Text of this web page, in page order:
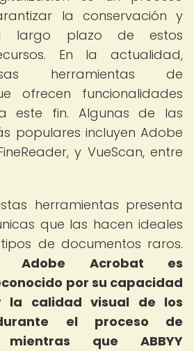
la conservación y
largo plazo de estos
En la actualidad,
herramientas de
ofrecen funcionalidades
este fin. Algunas de las
populares incluyen Adobe
y VueScan, entre
herramientas presenta
que las hacen ideales
de documentos raros.
Adobe Acrobat es
por su capacidad
la calidad visual de los
el proceso de
mientras que ABBYY